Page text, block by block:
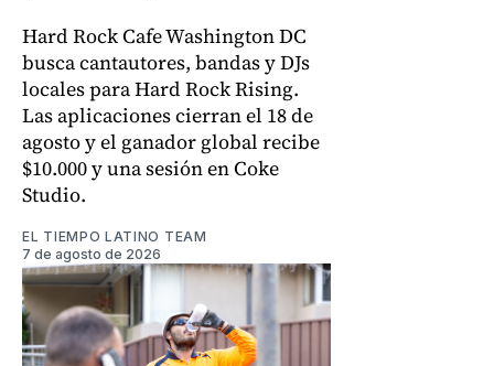
Hard Rock Cafe Washington DC
busca cantautores, bandas y DJs
locales para Hard Rock Rising.
Las aplicaciones cierran el 18 de
agosto y el ganador global recibe
$10.000 y una sesión en Coke
Studio.
EL TIEMPO LATINO TEAM
7 de agosto de 2026